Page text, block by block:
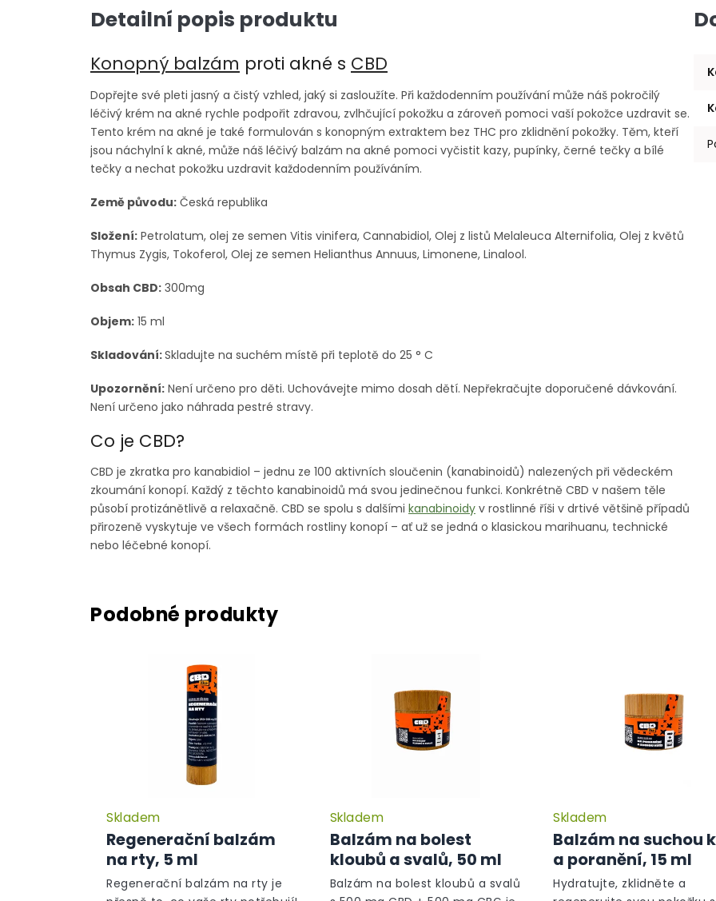
Detailní popis produktu
Konopný balzám proti akné s CBD
Dopřejte své pleti jasný a čistý vzhled, jaký si zasloužíte. Při každodenním používání může náš pokročilý
léčivý krém na akné rychle podpořit zdravou, zvlhčující pokožku a zároveň pomoci vaší pokožce uzdravit se.
Tento krém na akné je také formulován s konopným extraktem bez THC pro zklidnění pokožky. Těm, kteří
jsou náchylní k akné, může náš léčivý balzám na akné pomoci vyčistit kazy, pupínky, černé tečky a bílé
tečky a nechat pokožku uzdravit každodenním používáním.
Země původu: Česká republika
Složení: Petrolatum, olej ze semen Vitis vinifera, Cannabidiol, Olej z listů Melaleuca Alternifolia, Olej z květů
Thymus Zygis, Tokoferol, Olej ze semen Helianthus Annuus, Limonene, Linalool.
Obsah CBD: 300mg
Objem: 15 ml
Skladování:Skladujte na suchém místě při teplotě do 25 ° C
Upozornění: Není určeno pro děti. Uchovávejte mimo dosah dětí. Nepřekračujte doporučené dávkování.
Není určeno jako náhrada pestré stravy.
Co je CBD?
CBD je zkratka pro kanabidiol – jednu ze 100 aktivních sloučenin (kanabinoidů) nalezených při vědeckém
zkoumání konopí. Každý z těchto kanabinoidů má svou jedinečnou funkci. Konkrétně CBD v našem těle
působí protizánětlivě a relaxačně. CBD se spolu s dalšími kanabinoidy v rostlinné říši v drtivé většině případů
přirozeně vyskytuje ve všech formách rostliny konopí – ať už se jedná o klasickou marihuanu, technické
nebo léčebné konopí.
Regenerační balzám
na rty, 5 ml
Průměrné
hodnocení
produktu
Skladem
Regenerační balzám na rty je
Balzám na bolest
kloubů a svalů, 50 ml
Průměrné
hodnocení
produktu
Skladem
Balzám na bolest kloubů a svalů
Balzám na suchou
a poranění, 15 ml
Skladem
Hydratujte, zklidněte a